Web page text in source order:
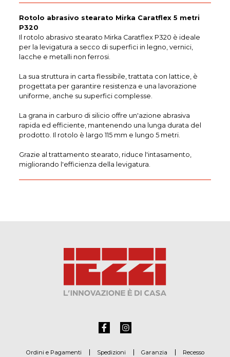
Rotolo abrasivo stearato Mirka Caratflex 5 metri
P320
Il rotolo abrasivo stearato Mirka Caratflex P320 è ideale
per la levigatura a secco di superfici in legno, vernici,
lacche e metalli non ferrosi.
La sua struttura in carta flessibile, trattata con lattice, è
progettata per garantire resistenza e una lavorazione
uniforme, anche su superfici complesse.
La grana in carburo di silicio offre un'azione abrasiva
rapida ed efficiente, mantenendo una lunga durata del
prodotto. Il rotolo è largo 115 mm e lungo 5 metri.
Grazie al trattamento stearato, riduce l'intasamento,
migliorando l'efficienza della levigatura.
Ordini e Pagamenti Spedizioni Garanzia Recesso